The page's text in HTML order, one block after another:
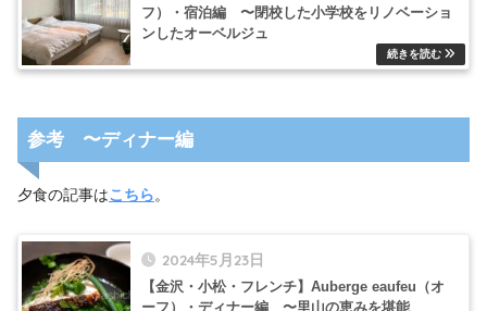
フ）・宿泊編 〜閉校した小学校をリノベーショ
ンしたオーベルジュ
参考 〜ディナー編
夕食の記事はこちら。
2024年5月23日
【金沢・小松・フレンチ】Auberge eaufeu（オ
ーフ）・ディナー編 〜里山の恵みを堪能